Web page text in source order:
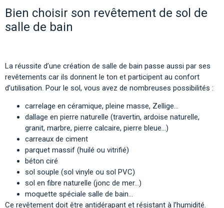
Bien choisir son revêtement de sol de
salle de bain
La réussite d’une création de salle de bain passe aussi par ses
revêtements car ils donnent le ton et participent au confort
d’utilisation. Pour le sol, vous avez de nombreuses possibilités :
carrelage en céramique, pleine masse, Zellige…
dallage en pierre naturelle (travertin, ardoise naturelle,
granit, marbre, pierre calcaire, pierre bleue…)
carreaux de ciment
parquet massif (huilé ou vitrifié)
béton ciré
sol souple (sol vinyle ou sol PVC)
sol en fibre naturelle (jonc de mer…)
moquette spéciale salle de bain…
Ce revêtement doit être antidérapant et résistant à l’humidité.